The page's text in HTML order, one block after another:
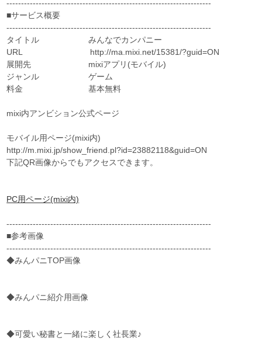
----------------------------------------------------------------------
■サービス概要
----------------------------------------------------------------------
タイトル みんなでカンパニー
URL http://ma.mixi.net/15381/?guid=ON
展開先 mixiアプリ(モバイル)
ジャンル ゲーム
料金 基本無料
mixi内アンビション公式ページ
モバイル用ページ(mixi内)
http://m.mixi.jp/show_friend.pl?id=23882118&guid=ON
下記QR画像からでもアクセスできます。
PC用ページ(mixi内)
----------------------------------------------------------------------
■参考画像
----------------------------------------------------------------------
◆みんパニTOP画像
◆みんパニ紹介用画像
◆可愛い秘書と一緒に楽しく社長業♪